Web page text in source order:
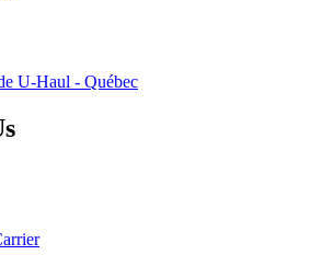
U-Haul - Québec